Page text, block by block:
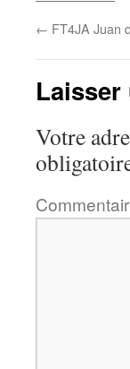
← FT4JA Juan
Votre